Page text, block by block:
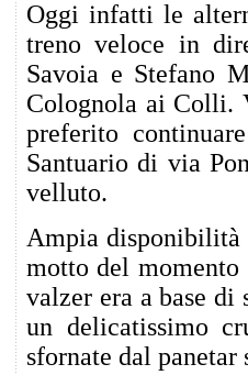
Oggi infatti le
treno veloce in
Savoia e Stefano
Colognola ai Colli.
preferito
Santuario di via
velluto.
Ampia disponibilità
motto del
valzer era a base di
un delicatissimo
sfornate dal